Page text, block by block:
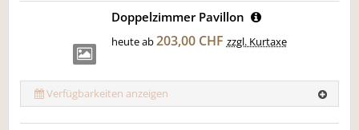
Doppelzimmer Pavillon
heute ab203,00 CHF zzgl. Kurtaxe
Verfügbarkeiten anzeigen